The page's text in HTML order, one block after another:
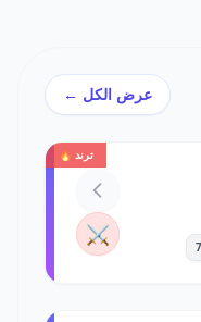
عرض الكل ←
ترند 🔥
⚔️